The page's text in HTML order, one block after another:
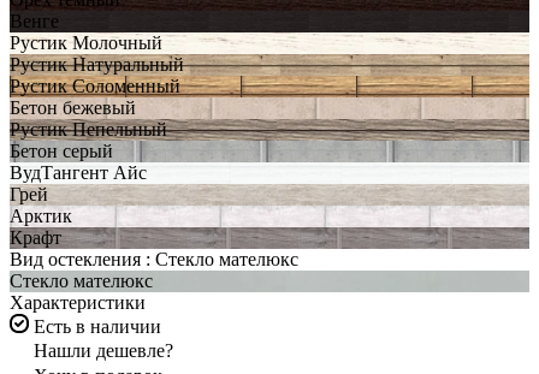
Венге
Рустик Молочный
Рустик Натуральный
Рустик Соломенный
Бетон бежевый
Рустик Пепельный
Бетон серый
ВудТангент Айс
Грей
Арктик
Крафт
Вид остекления : Стекло мателюкс
Стекло мателюкс
Характеристики
Есть в наличии
Нашли дешевле?